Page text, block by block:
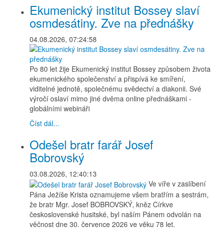
Ekumenický institut Bossey slaví
osmdesátiny. Zve na přednášky
04.08.2026, 07:24:58
Po 80 let žije Ekumenický institut Bossey způsobem života
ekumenického společenství a přispívá ke smíření,
viditelné jednotě, společnému svědectví a diakonii. Své
výročí oslaví mimo jiné dvěma online přednáškami -
globálními webináři
Číst dál...
Odešel bratr farář Josef
Bobrovský
03.08.2026, 12:40:13
Ve víře v zaslíbení
Pána Ježíše Krista oznamujeme všem bratřím a sestrám,
že bratr Mgr. Josef BOBROVSKÝ, kněz Církve
československé husitské, byl naším Pánem odvolán na
věčnost dne 30. července 2026 ve věku 78 let.